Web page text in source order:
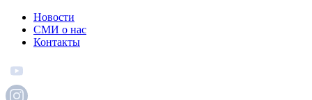
Новости
СМИ о нас
Контакты